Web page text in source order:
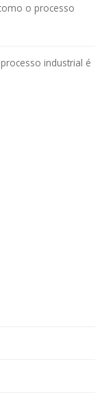
o processo
industrial é